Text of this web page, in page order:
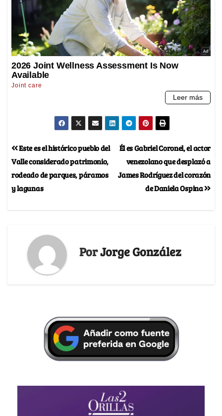
Él es Gabriel Coronel, el actor
venezolano que desplazó a
James Rodríguez del corazón
de Daniela Ospina
Este es el histórico pueblo del
Valle considerado patrimonio,
rodeado de parques, páramos
y lagunas
PorJorge González